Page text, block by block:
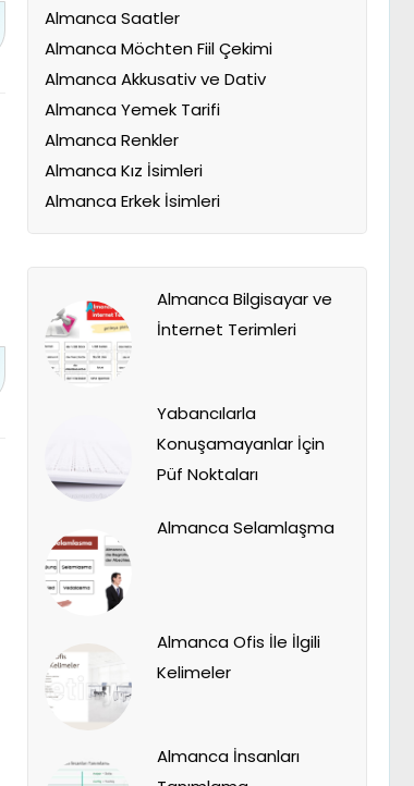
Almanca Saatler
Almanca Möchten Fiil Çekimi
Almanca Akkusativ ve Dativ
Almanca Yemek Tarifi
Almanca Renkler
Almanca Kız İsimleri
Almanca Erkek İsimleri
Almanca Bilgisayar ve
İnternet Terimleri
Yabancılarla
Konuşamayanlar İçin
Püf Noktaları
Almanca Selamlaşma
Almanca Ofis İle İlgili
Kelimeler
Almanca İnsanları